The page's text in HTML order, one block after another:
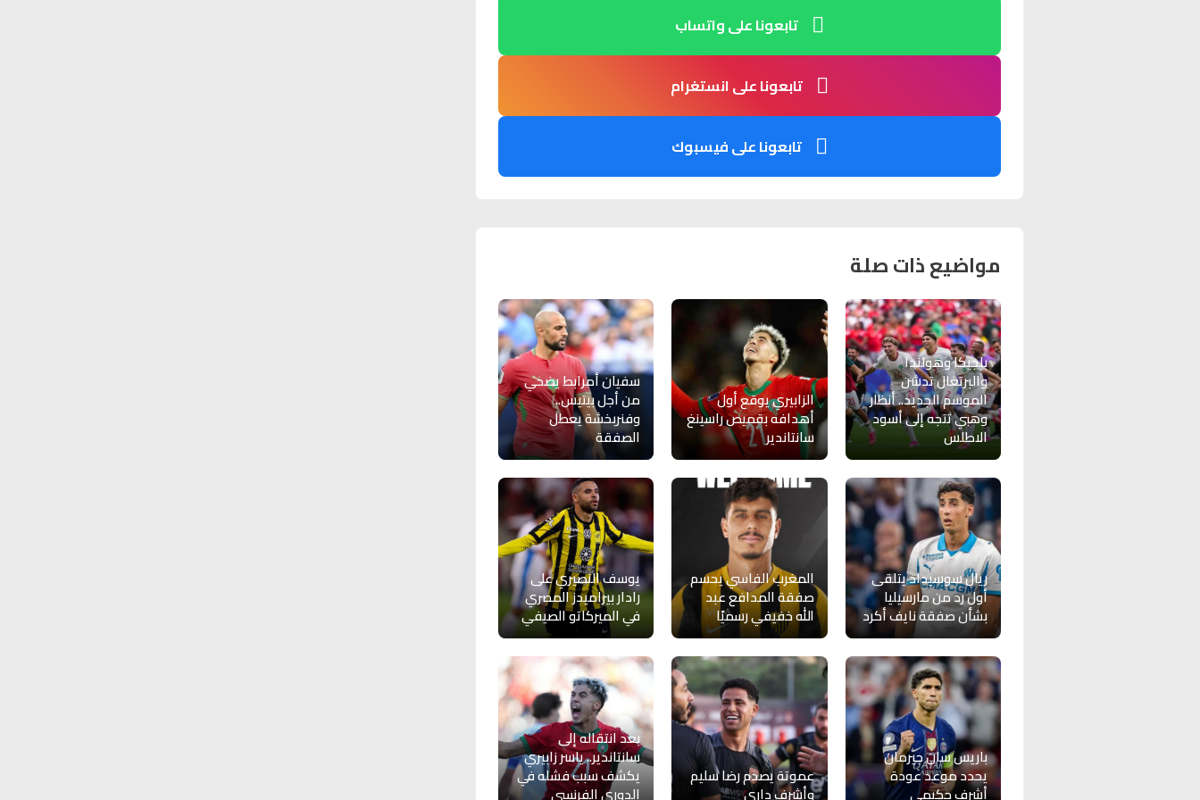
تابعونا على واتساب
تابعونا على انستغرام
تابعونا على فيسبوك
مواضيع ذات صلة
بلجيكا وهولندا
والبرتغال تدشن
الموسم الجديد.. أنظار
وهبي تتجه إلى أسود
الاطلس
الزابيري يوقع أول
أهدافه بقميص راسينغ
سانتاندير
سفيان أمرابط يضحي
من أجل بيتيس..
وفنربخشة يعطل
الصفقة
ريال سوسيداد يتلقى
أول رد من مارسيليا
بشأن صفقة نايف أكرد
المغرب الفاسي يحسم
صفقة المدافع عبد
الله خفيفي رسميًا
يوسف النصيري على
رادار بيراميدز المصري
في الميركاتو الصيفي
باريس سان جيرمان
يحدد موعد عودة
أشرف حكيمي
عموتة يصدم رضا سليم
وأشرف داري
بعد انتقاله إلى
سانتاندير.. ياسر زابيري
يكشف سبب فشله في
الدوري الفرنسي